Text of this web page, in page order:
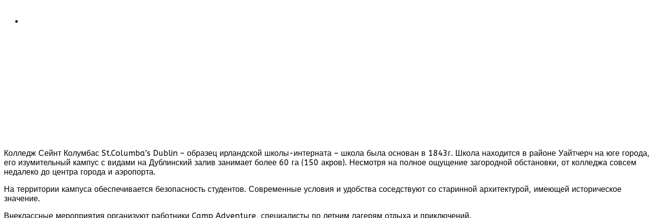
Колледж Сейнт Колумбас St.Columba’s Dublin – образец ирландской школы-интерната – школа была основан в 1843г. Школа находится в районе Уайтчерч на юге города,
его изумительный кампус с видами на Дублинский залив занимает более 60 га (150 акров). Несмотря на полное ощущение загородной обстановки, от колледжа совсем
недалеко до центра города и аэропорта.
На территории кампуса обеспечивается безопасность студентов. Современные условия и удобства соседствуют со старинной архитектурой, имеющей историческое
значение.
Внеклассные мероприятия организуют работники Camp Adventure, специалисты по летним лагерям отдыха и приключений.